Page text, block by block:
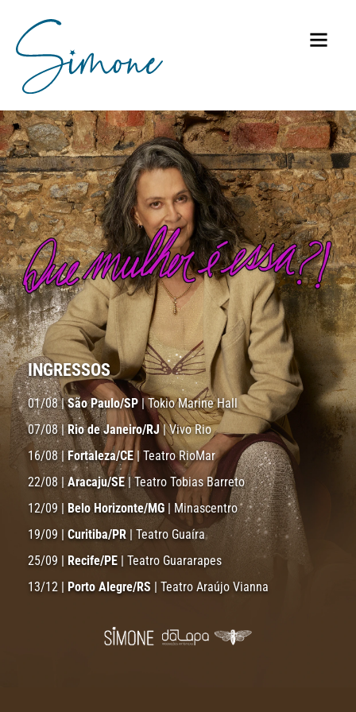
INGRESSOS
01/08 |São Paulo/SP | Tokio Marine Hall
07/08 |Rio de Janeiro/RJ| Vivo Rio
16/08 |Fortaleza/CE| Teatro RioMar
22/08 |Aracaju/SE| Teatro Tobias Barreto
12/09 | Belo Horizonte/MG | Minascentro
19/09 | Curitiba/PR | Teatro Guaíra
25/09 | Recife/PE | Teatro Guararapes
13/12 | Porto Alegre/RS | Teatro Araújo Vianna